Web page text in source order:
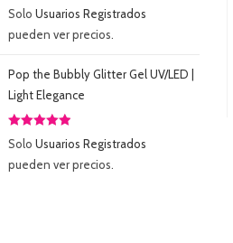
Valorado
5.00
5
Solo Usuarios Registrados
pueden ver precios.
Pop the Bubbly Glitter Gel UV/LED |
Light Elegance
Valorado
5.00
5
Solo Usuarios Registrados
pueden ver precios.